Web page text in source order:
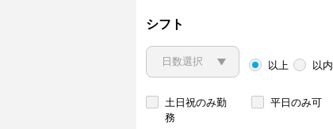
シフト
以上 以内
土日祝のみ勤
務
平日のみ可